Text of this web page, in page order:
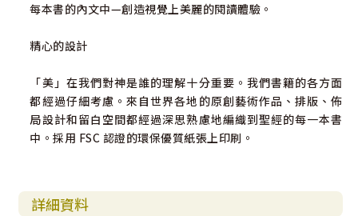
每本書的內文中—創造視覺上美麗的閱讀體驗。
精心的設計
「美」在我們對神是誰的理解十分重要。我們書籍的各方面
都經過仔細考慮。來自世界各地的原創藝術作品、排版、佈
局設計和留白空間都經過深思熟慮地編織到聖經的每一本書
中。採用 FSC 認證的環保優質紙張上印刷。
詳細資料